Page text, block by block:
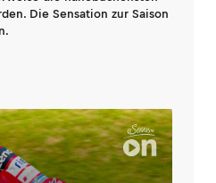
Die Sensation zur Saison